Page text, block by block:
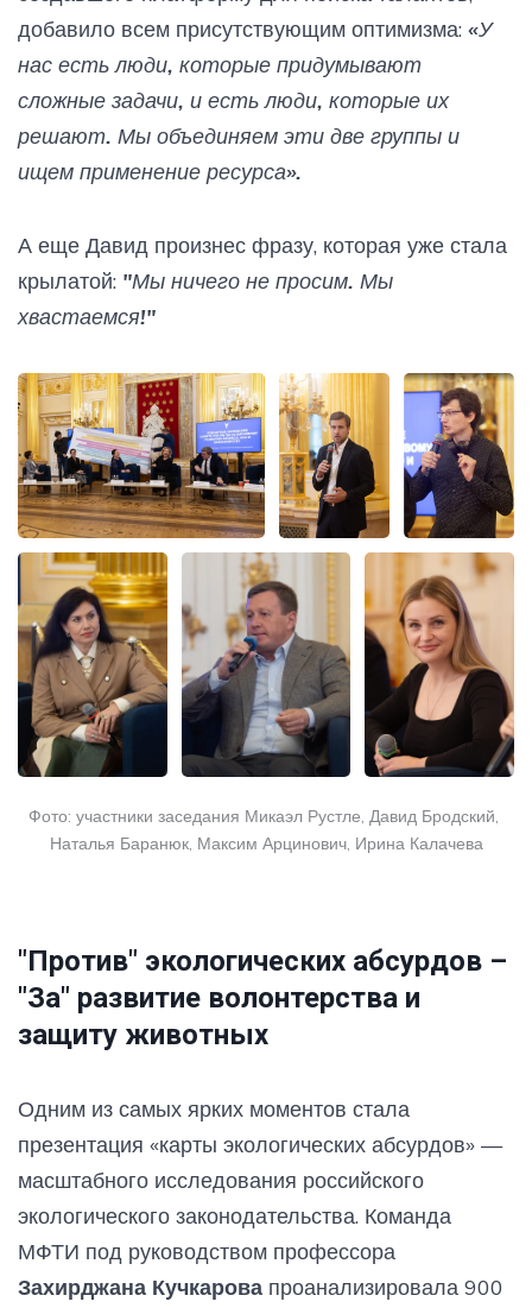
добавило всем присутствующим оптимизма: «У
нас есть люди, которые придумывают
сложные задачи, и есть люди, которые их
решают. Мы объединяем эти две группы и
ищем применение ресурса».
А еще Давид произнес фразу, которая уже стала
крылатой: "Мы ничего не просим. Мы
хвастаемся!"
Фото: участники заседания Микаэл Рустле, Давид Бродский,
Наталья Баранюк, Максим Арцинович, Ирина Калачева
"Против" экологических абсурдов –
"За" развитие волонтерства и
защиту животных
Одним из самых ярких моментов стала
презентация «карты экологических абсурдов» —
масштабного исследования российского
экологического законодательства. Команда
МФТИ под руководством профессора
Захирджана Кучкарова проанализировала 900